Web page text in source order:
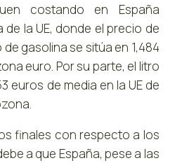
costando en España
la UE, donde el precio de
gasolina se sitúa en 1,484
euro. Por su parte, el litro
euros de media en la UE de
finales con respecto a los
a que España, pese a las